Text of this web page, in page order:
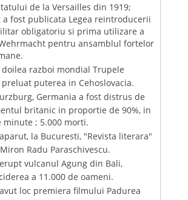
de la Versailles din 1919;
fost publicata Legea reintroducerii
obligatoriu si prima utilizare a
pentru ansamblul fortelor
doilea razboi mondial Trupele
puterea in Cehoslovacia.
Germania a fost distrus de
britanic in proportie de 90%, in
minute ; 5.000 morti.
la Bucuresti, "Revista literara"
Radu Paraschivescu.
vulcanul Agung din Bali,
a 11.000 de oameni.
loc premiera filmului Padurea